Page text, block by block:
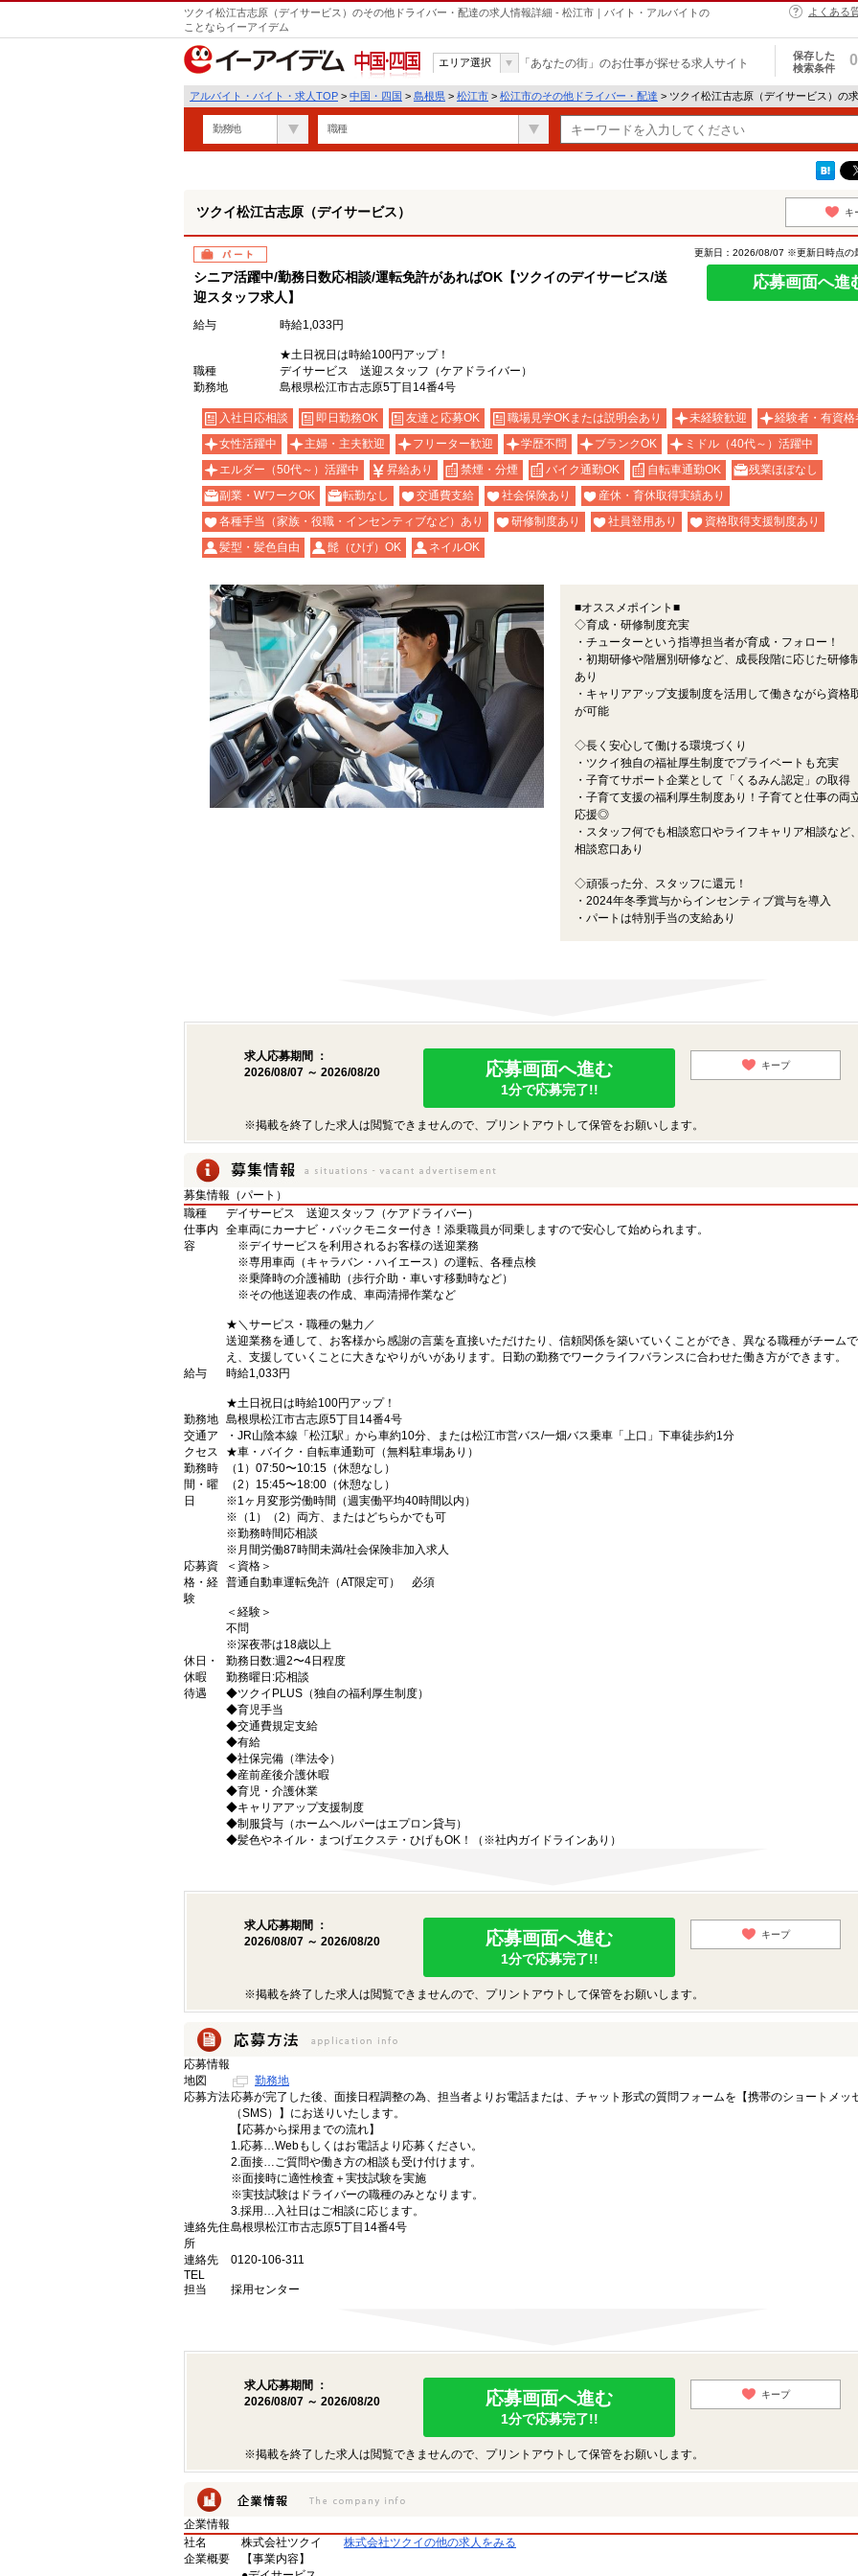
ツクイ松江古志原（デイサービス）のその他ドライバー・配達の求人情報詳細 - 松江市｜バイト・アルバイトの
ことならイーアイデム
よくある
中国・四国
エリア選択 「あなたの街」のお仕事が探せる求人サイト
保存した
検索条件
0
アルバイト・バイト・求人TOP > 中国・四国 > 島根県 > 松江市 > 松江市のその他ドライバー・配達 > ツクイ松江古志原（デイサービス）の
勤務地 職種
ツクイ松江古志原（デイサービス） キ
パート
シニア活躍中/勤務日数応相談/運転免許があればOK【ツクイのデイサービス/送
迎スタッフ求人】
更新日：2026/08/07 ※更新日時点の
応募画面へ進
給与 時給1,033円
★土日祝日は時給100円アップ！
職種
デイサービス 送迎スタッフ（ケアドライバー）
勤務地
島根県松江市古志原5丁目14番4号
入社日応相談 即日勤務OK 友達と応募OK 職場見学OKまたは説明会あり 未経験歓迎
経験者・有資格
女性活躍中
主婦・主夫歓迎 フリーター歓迎 学歴不問 ブランクOK
ミドル（40代～）活躍中
エルダー（50代～）活躍中
昇給あり 禁煙・分煙 バイク通勤OK 自転車通勤OK
残業ほぼなし
副業・WワークOK
転勤なし 交通費支給 社会保険あり
産休・育休取得実績あり
各種手当（家族・役職・インセンティブなど）あり
研修制度あり 社員登用あり
資格取得支援制度あり
髪型・髪色自由
髭（ひげ）OK ネイルOK
■オススメポイント■
◇育成・研修制度充実
・チューターという指導担当者が育成・フォロー！
・初期研修や階層別研修など、成長段階に応じた研修
あり
・キャリアアップ支援制度を活用して働きながら資格
が可能
◇長く安心して働ける環境づくり
・ツクイ独自の福祉厚生制度でプライベートも充実
・子育てサポート企業として「くるみん認定」の取得
・子育て支援の福利厚生制度あり！子育てと仕事の両
応援◎
・スタッフ何でも相談窓口やライフキャリア相談など
相談窓口あり
◇頑張った分、スタッフに還元！
・2024年冬季賞与からインセンティブ賞与を導入
・パートは特別手当の支給あり
求人応募期間 ：
2026/08/07 ～ 2026/08/20
応募画面へ進む
1分で応募完了!!
キープ
※掲載を終了した求人は閲覧できませんので、プリントアウトして保管をお願いします。
募集情報（パート）
職種
デイサービス 送迎スタッフ（ケアドライバー）
仕事内
容
全車両にカーナビ・バックモニター付き！添乗職員が同乗しますので安心して始められます。
※デイサービスを利用されるお客様の送迎業務
※専用車両（キャラバン・ハイエース）の運転、各種点検
※乗降時の介護補助（歩行介助・車いす移動時など）
※その他送迎表の作成、車両清掃作業など
★＼サービス・職種の魅力／
送迎業務を通して、お客様から感謝の言葉を直接いただけたり、信頼関係を築いていくことができ、異なる職種がチーム
え、支援していくことに大きなやりがいがあります。日勤の勤務でワークライフバランスに合わせた働き方ができます。
給与
時給1,033円
★土日祝日は時給100円アップ！
勤務地 島根県松江市古志原5丁目14番4号
交通ア
クセス
・JR山陰本線「松江駅」から車約10分、または松江市営バス/一畑バス乗車「上口」下車徒歩約1分
★車・バイク・自転車通勤可（無料駐車場あり）
勤務時
間・曜
日
（1）07:50〜10:15（休憩なし）
（2）15:45〜18:00（休憩なし）
※1ヶ月変形労働時間（週実働平均40時間以内）
※（1）（2）両方、またはどちらかでも可
※勤務時間応相談
※月間労働87時間未満/社会保険非加入求人
応募資
格・経
験
＜資格＞
普通自動車運転免許（AT限定可） 必須
＜経験＞
不問
※深夜帯は18歳以上
休日・
休暇
勤務日数:週2〜4日程度
勤務曜日:応相談
待遇
◆ツクイPLUS（独自の福利厚生制度）
◆育児手当
◆交通費規定支給
◆有給
◆社保完備（準法令）
◆産前産後介護休暇
◆育児・介護休業
◆キャリアアップ支援制度
◆制服貸与（ホームヘルパーはエプロン貸与）
◆髪色やネイル・まつげエクステ・ひげもOK！（※社内ガイドラインあり）
求人応募期間 ：
2026/08/07 ～ 2026/08/20
応募画面へ進む
1分で応募完了!!
キープ
※掲載を終了した求人は閲覧できませんので、プリントアウトして保管をお願いします。
応募情報
地図
勤務地
応募方法応募が完了した後、面接日程調整の為、担当者よりお電話または、チャット形式の質問フォームを【携帯のショートメッ
（SMS）】にお送りいたします。
【応募から採用までの流れ】
1.応募…Webもしくはお電話より応募ください。
2.面接…ご質問や働き方の相談も受け付けます。
※面接時に適性検査＋実技試験を実施
※実技試験はドライバーの職種のみとなります。
3.採用…入社日はご相談に応じます。
連絡先住
所
島根県松江市古志原5丁目14番4号
連絡先
TEL
0120-106-311
担当 採用センター
求人応募期間 ：
2026/08/07 ～ 2026/08/20
応募画面へ進む
1分で応募完了!!
キープ
※掲載を終了した求人は閲覧できませんので、プリントアウトして保管をお願いします。
企業情報
社名
株式会社ツクイ
株式会社ツクイの他の求人をみる
企業概要
【事業内容】